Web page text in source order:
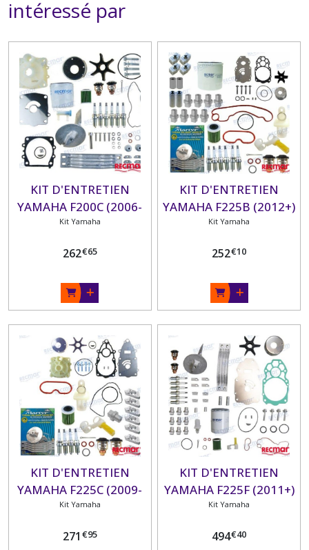
intéressé par
KIT D'ENTRETIEN
YAMAHA F200C (2006-
12)
Kit Yamaha
262€65
KIT D'ENTRETIEN
YAMAHA F225B (2012+)
F200C (2012+)
Kit Yamaha
252€10
KIT D'ENTRETIEN
YAMAHA F225C (2009-
15) F250A (2006-13)
Kit Yamaha
271 €95
KIT D'ENTRETIEN
YAMAHA F225F (2011+)
F225B (2009+) F250D
F300C (2018+)
Kit Yamaha
494€40